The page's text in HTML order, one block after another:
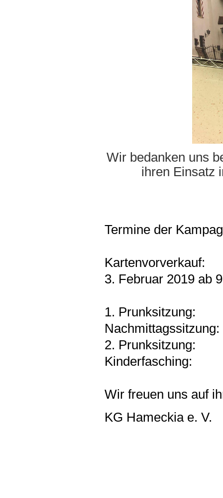
Wir bedanken uns
ihren Einsatz
Termine der
Kartenvorverkauf:
3. Februar 2019 ab
1. Prunksitzung:
2. Prunksitzung:
Kinderfasching:
Wir freuen uns auf
KG Hameckia e. V.